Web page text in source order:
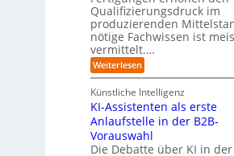
c
h
e
n
e
-
G
e
f
a
h
e
r
(
u
n
d
u
n
e
q
u
e
Qualifizierungsdruck im
produzierenden
nötige Fachwissen ist
vermittelt.…
Weiterlesen:
L
e
r
n
e
n
m
Künstliche Intelligenz
KI-Assistenten als erste
Anlaufstelle in der B2B-
Vorauswahl
Die Debatte über KI in der